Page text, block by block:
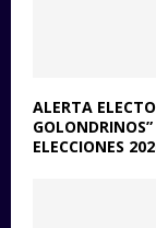
ALERTA
ELECCIONES